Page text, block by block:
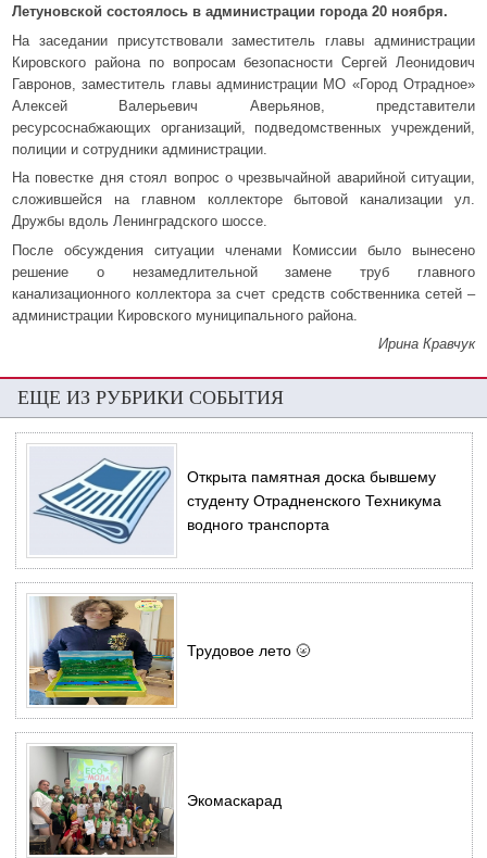
Летуновской состоялось в администрации города 20 ноября.
На заседании присутствовали заместитель главы администрации
Кировского района по вопросам безопасности Сергей Леонидович
Гавронов, заместитель главы администрации МО «Город Отрадное»
Алексей Валерьевич Аверьянов, представители
ресурсоснабжающих организаций, подведомственных учреждений,
полиции и сотрудники администрации.
На повестке дня стоял вопрос о чрезвычайной аварийной ситуации,
сложившейся на главном коллекторе бытовой канализации ул.
Дружбы вдоль Ленинградского шоссе.
После обсуждения ситуации членами Комиссии было вынесено
решение о незамедлительной замене труб главного
канализационного коллектора за счет средств собственника сетей –
администрации Кировского муниципального района.
Ирина Кравчук
ЕЩЕ ИЗ РУБРИКИ СОБЫТИЯ
Открыта памятная доска бывшему
студенту Отрадненского Техникума
водного транспорта
Трудовое лето 🌝
Экомаскарад